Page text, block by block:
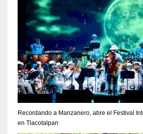
Recordando a Manzanero, abre el Festival
en Tlacotalpan